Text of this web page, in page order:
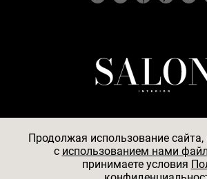
© 2026
Продолжая использование
c использованием нами
принимаете условия